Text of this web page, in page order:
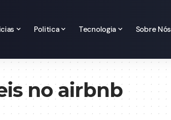
Politica Tecnologia Sobre Nós
no airbnb